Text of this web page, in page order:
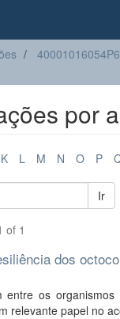
por
K L M N O P
Ir
of 1
dos
entre os
relevante papel no